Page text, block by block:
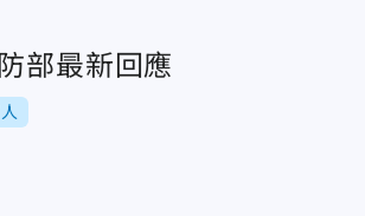
部最新回應